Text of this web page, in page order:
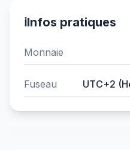
ℹ️Infos pratiques
Monnaie
Fuseau UTC+2